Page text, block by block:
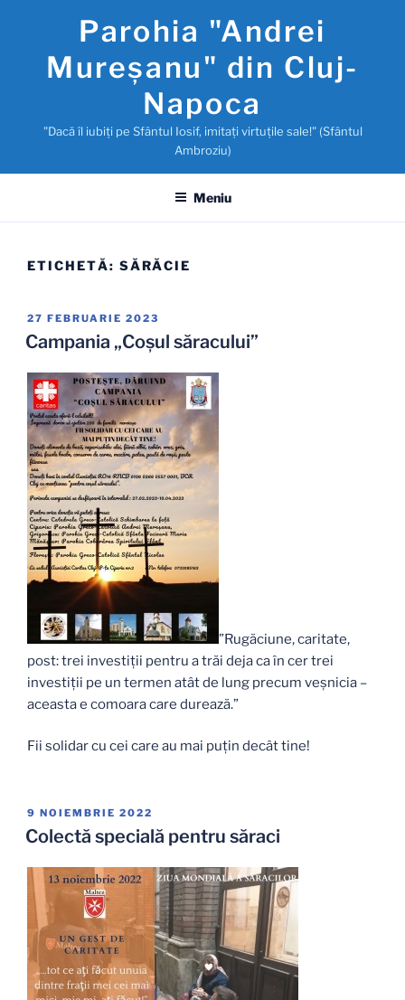
conținut
Parohia "Andrei
Mureşanu" din Cluj-
Napoca
"Dacă îl iubiţi pe Sfântul Iosif, imitaţi virtuţile sale!" (Sfântul
Ambroziu)
Meniu
ETICHETĂ: SĂRĂCIE
PUBLICAT
PE
27 FEBRUARIE 2023
Campania „Coșul săracului”
”Rugăciune, caritate,
post: trei investiții pentru a trăi deja ca în cer trei
investiții pe un termen atât de lung precum veșnicia –
aceasta e comoara care durează.”
Fii solidar cu cei care au mai puțin decât tine!
PUBLICAT
PE
9 NOIEMBRIE 2022
Colectă specială pentru săraci